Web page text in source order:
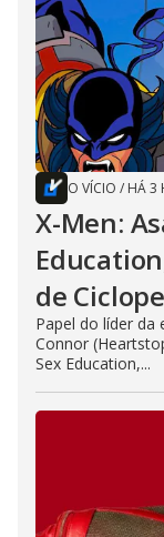
O VÍCIO / HÁ 3
X-Men:
de
Papel do líder da
Connor
Sex Education,...